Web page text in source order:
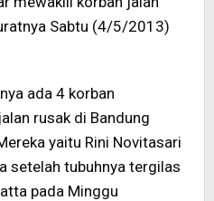
Sabtu (4/5/2013)
ada 4 korban
rusak di Bandung
yaitu Rini Novitasari
setelah tubuhnya tergilas
pada Minggu